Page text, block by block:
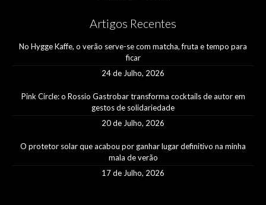
Artigos Recentes
No Hygge Kaffe, o verão serve-se com matcha, fruta e tempo para
ficar
24 de Julho, 2026
Pink Circle: o Rossio Gastrobar transforma cocktails de autor em
gestos de solidariedade
20 de Julho, 2026
O protetor solar que acabou por ganhar lugar definitivo na minha
mala de verão
17 de Julho, 2026